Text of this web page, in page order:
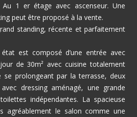
1 er étage avec ascenseur. Une
peut être proposé à la vente.
standing, récente et parfaitement
est composé d’une entrée avec
de 30m² avec cuisine totalement
se prolongeant par la terrasse, deux
dressing aménagé, une grande
indépendantes. La spacieuse
agréablement le salon comme une